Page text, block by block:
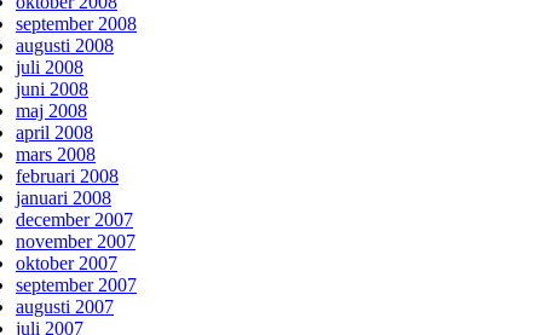
september 2008
augusti 2008
juli 2008
juni 2008
maj 2008
april 2008
mars 2008
februari 2008
januari 2008
december 2007
november 2007
oktober 2007
september 2007
augusti 2007
juli 2007